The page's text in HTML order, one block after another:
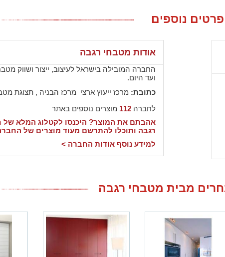
פרטים נוספים
אודות מטבחי רגבה
ועד היום.
כתובת: מרכז ייעוץ ארצי  מרכז הבניה , תצוגת
לחברה112 מוצרים נוספים באתר
אהבתם את המוצר? היכנסו לקטלוג המלא
רגבה ותוכלו להתרשם מעוד מוצרים של
למידע נוסף אודות החברה >
מבית מטבחי רגבה